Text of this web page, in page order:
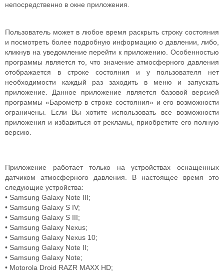
непосредственно в окне приложения.
Пользователь может в любое время раскрыть строку состояния
и посмотреть более подробную информацию о давлении, либо,
кликнув на уведомление перейти к приложению. Особенностью
программы является то, что значение атмосферного давления
отображается в строке состояния и у пользователя нет
необходимости каждый раз заходить в меню и запускать
приложение. Данное приложение является базовой версией
программы «Барометр в строке состояния» и его возможности
ограничены. Если Вы хотите использовать все возможности
приложения и избавиться от рекламы, приобретите его полную
версию.
Приложение работает только на устройствах оснащенных
датчиком атмосферного давления. В настоящее время это
следующие устройства:
• Samsung Galaxy Note III;
• Samsung Galaxy S IV;
• Samsung Galaxy S III;
• Samsung Galaxy Nexus;
• Samsung Galaxy Nexus 10;
• Samsung Galaxy Note II;
• Samsung Galaxy Note;
• Motorola Droid RAZR MAXX HD;